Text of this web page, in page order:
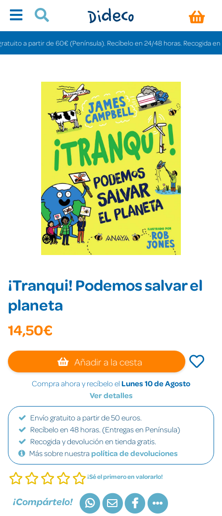
a partir de 60€ (Península). Recíbelo en 24/48 horas. Recogida en
¡Tranqui! Podemos salvar el
planeta
14,50€
Añadir a la cesta
Compra ahora y recíbelo el Lunes 10 de Agosto
Ver detalles
Envío gratuito a partir de 50 euros.
Recíbelo en 48 horas. (Entregas en Península)
Recogida y devolución en tienda gratis.
Más sobre nuestra política de devoluciones
¡Sé el primero en valorarlo!
¡Compártelo!